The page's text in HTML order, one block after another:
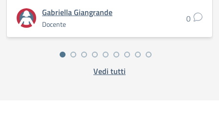
Gabriella Giangrande
Docente 0
Vedi tutti